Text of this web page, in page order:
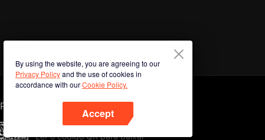
By using the website, you are agreeing to our
Privacy Policyand the use of cookies in
accordance with ourCookie Policy.
Accept
Phone
Ler o código QR para baixar